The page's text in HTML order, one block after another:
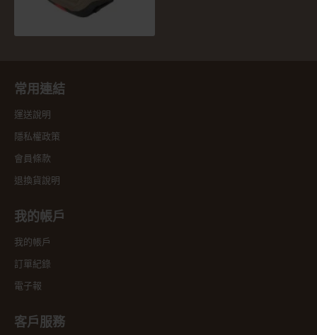
常用連結
運送說明
隱私權政策
會員條款
退換貨說明
我的帳戶
我的帳戶
訂單紀錄
電子報
客戶服務